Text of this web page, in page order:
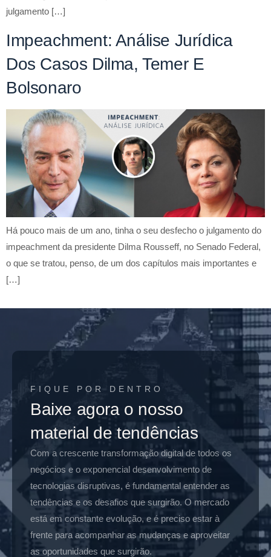
julgamento […]
Impeachment: Análise Jurídica
Dos Casos Dilma, Temer E
Bolsonaro
Há pouco mais de um ano, tinha o seu desfecho o julgamento do
impeachment da presidente Dilma Rousseff, no Senado Federal,
o que se tratou, penso, de um dos capítulos mais importantes e
[…]
FIQUE POR DENTRO
Baixe agora o nosso
material de tendências
Com a crescente transformação digital de todos os
negócios e o exponencial desenvolvimento de
tecnologias disruptivas, é fundamental entender as
tendências e os desafios que surgirão. O mercado
está em constante evolução, e é preciso estar à
frente para acompanhar as mudanças e aproveitar
as oportunidades que surgirão.